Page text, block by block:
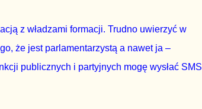
z władzami formacji. Trudno uwierzyć w
że jest parlamentarzystą a nawet ja –
publicznych i partyjnych mogę wysłać